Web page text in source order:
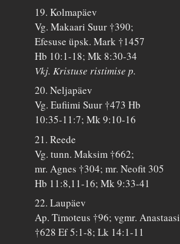
19. Kolmapäev
Vg. Makaari Suur †390;
Efesuse üpsk. Mark †1457
Hb 10:1-18; Mk 8:30-34
Vkj. Kristuse ristimise p.
20. Neljapäev
Vg. Eufiimi Suur †473 Hb
10:35-11:7; Mk 9:10-16
21. Reede
Vg. tunn. Maksim †662;
mr. Agnes †304; mr. Neofit 305
Hb 11:8,11-16; Mk 9:33-41
22. Laupäev
Ap. Timoteus †96; vgmr. Anastaasi
†628 Ef 5:1-8; Lk 14:1-11